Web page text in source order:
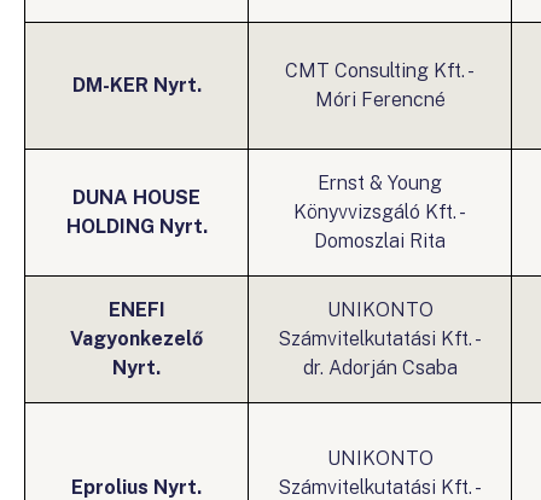
DM-KER Nyrt.
CMT Consulting Kft. -
Móri Ferencné
DUNA HOUSE
HOLDING Nyrt.
Ernst & Young
Könyvvizsgáló Kft. -
Domoszlai Rita
ENEFI
Vagyonkezelő
Nyrt.
UNIKONTO
Számvitelkutatási Kft. -
dr. Adorján Csaba
Eprolius Nyrt.
UNIKONTO
Számvitelkutatási Kft. -